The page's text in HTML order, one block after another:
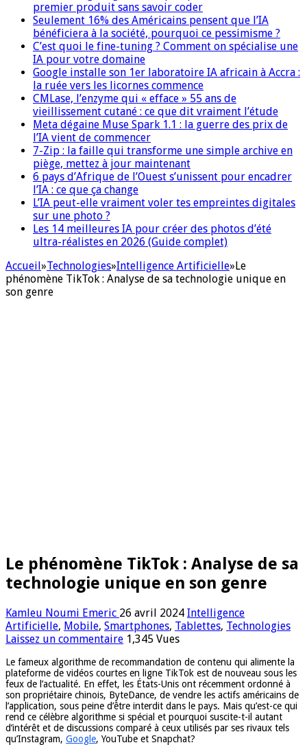
premier produit sans savoir coder
Seulement 16% des Américains pensent que l’IA
bénéficiera à la société, pourquoi ce pessimisme ?
C’est quoi le fine-tuning ? Comment on spécialise une
IA pour votre domaine
Google installe son 1er laboratoire IA africain à Accra :
la ruée vers les licornes commence
CMLase, l’enzyme qui « efface » 55 ans de
vieillissement cutané : ce que dit vraiment l’étude
Meta dégaine Muse Spark 1.1 : la guerre des prix de
l’IA vient de commencer
7-Zip : la faille qui transforme une simple archive en
piège, mettez à jour maintenant
6 pays d’Afrique de l’Ouest s’unissent pour encadrer
l’IA : ce que ça change
L’IA peut-elle vraiment voler tes empreintes digitales
sur une photo ?
Les 14 meilleures IA pour créer des photos d’été
ultra-réalistes en 2026 (Guide complet)
Accueil»Technologies»Intelligence Artificielle»Le
phénomène TikTok : Analyse de sa technologie unique en
son genre
Le phénomène TikTok : Analyse de sa
technologie unique en son genre
Kamleu Noumi Emeric 26 avril 2024 Intelligence
Artificielle, Mobile, Smartphones, Tablettes, Technologies
Laissez un commentaire 1,345 Vues
Le fameux algorithme de recommandation de contenu qui alimente la
plateforme de vidéos courtes en ligne TikTok est de nouveau sous les
feux de l’actualité. En effet, les États-Unis ont récemment ordonné à
son propriétaire chinois, ByteDance, de vendre les actifs américains de
l’application, sous peine d’être interdit dans le pays. Mais qu’est-ce qui
rend ce célèbre algorithme si spécial et pourquoi suscite-t-il autant
d’intérêt et de discussions comparé à ceux utilisés par ses rivaux tels
qu’Instagram, Google, YouTube et Snapchat?